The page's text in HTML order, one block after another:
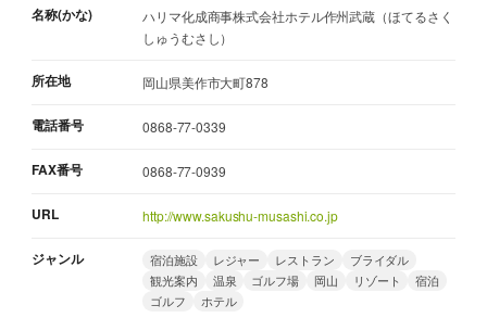
名称(かな)
ハリマ化成商事株式会社ホテル作州武蔵（ほてるさく
しゅうむさし）
所在地 岡山県美作市大町878
電話番号 0868-77-0339
FAX番号 0868-77-0939
URL http://www.sakushu-musashi.co.jp
ジャンル 宿泊施設 レジャー レストラン
ブライダル
観光案内
温泉 ゴルフ場 岡山 リゾート
宿泊
ゴルフ
ホテル